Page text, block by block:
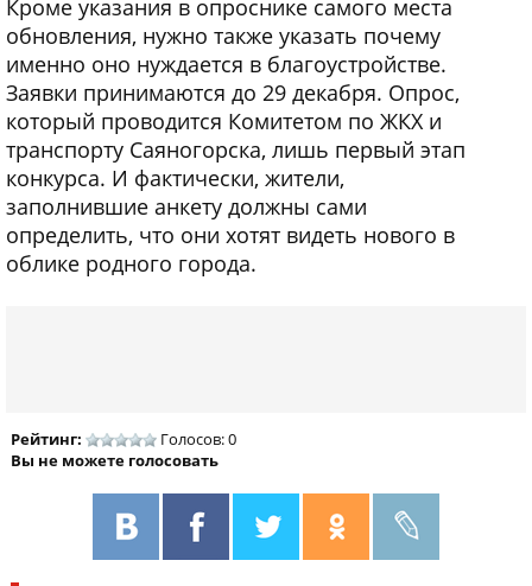
Кроме указания в опроснике самого места
обновления, нужно также указать почему
именно оно нуждается в благоустройстве.
Заявки принимаются до 29 декабря. Опрос,
который проводится Комитетом по ЖКХ и
транспорту Саяногорска, лишь первый этап
конкурса. И фактически, жители,
заполнившие анкету должны сами
определить, что они хотят видеть нового в
облике родного города.
Рейтинг:
Голосов: 0
Вы не можете голосовать